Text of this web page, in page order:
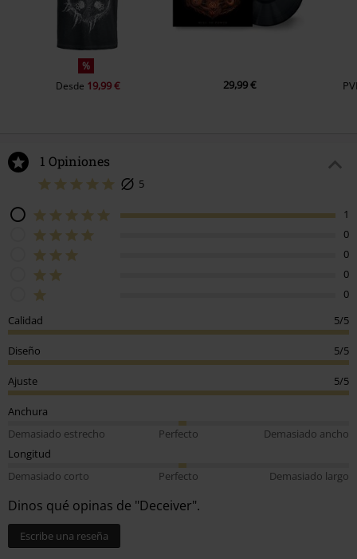
%
Desde 19,99 € 29,99 €
1 Opiniones
5
1
0
0
0
0
Calidad
5/5
Diseño 5/5
Ajuste 5/5
Anchura
Demasiado estrecho
Perfecto
Demasiado ancho
Longitud
Demasiado corto
Perfecto Demasiado largo
Dinos qué opinas de "Deceiver".
Escribe una reseña